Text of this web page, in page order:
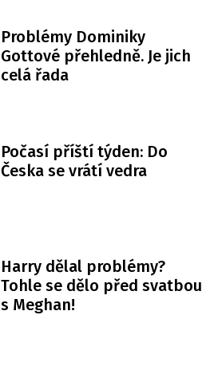
Problémy Dominiky
Gottové přehledně. Je jich
celá řada
Počasí příští týden: Do
Česka se vrátí vedra
Harry dělal problémy?
Tohle se dělo před svatbou
s Meghan!